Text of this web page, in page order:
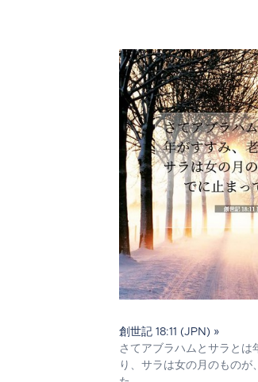
創世記 18:11 (JPN) »
さてアブラハムとサラとは
り、サラは女の月のものが